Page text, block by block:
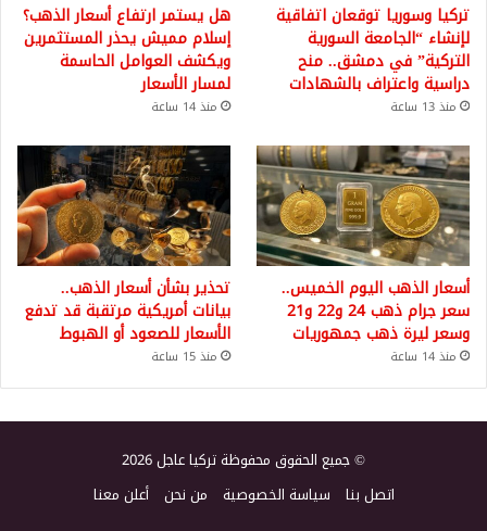
تركيا وسوريا توقعان اتفاقية
لإنشاء “الجامعة السورية
التركية” في دمشق.. منح
دراسية واعتراف بالشهادات
منذ 13 ساعة
هل يستمر ارتفاع أسعار الذهب؟
إسلام مميش يحذر المستثمرين
ويكشف العوامل الحاسمة
لمسار الأسعار
منذ 14 ساعة
أسعار الذهب اليوم الخميس..
سعر جرام ذهب 24 و22 و21
وسعر ليرة ذهب جمهوريات
منذ 14 ساعة
تحذير بشأن أسعار الذهب..
بيانات أمريكية مرتقبة قد تدفع
الأسعار للصعود أو الهبوط
منذ 15 ساعة
© جميع الحقوق محفوظة تركيا عاجل 2026
اتصل بنا سياسة الخصوصية من نحن أعلن معنا